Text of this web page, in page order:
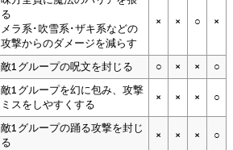
る
メラ系･吹雪系･ザキ系などの
攻撃からのダメージを減らす
× × ○ ×
敵1グループの呪文を封じる ○ × × ○
敵1グループを幻に包み、攻撃
ミスをしやすくする
× × × ○
敵1グループの踊る攻撃を封じ
る
× × × ○